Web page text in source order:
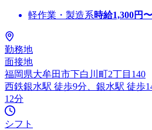
軽作業・製造系時給1,300円〜
勤務地
面接地
福岡県大牟田市下白川町2丁目140
西鉄銀水駅 徒歩9分、銀水駅 徒歩
12分
シフト